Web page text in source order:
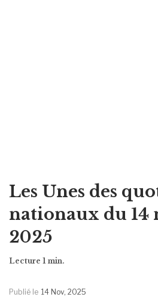
Les Unes des
nationaux du 14
2025
Publié le 14 Nov, 2025